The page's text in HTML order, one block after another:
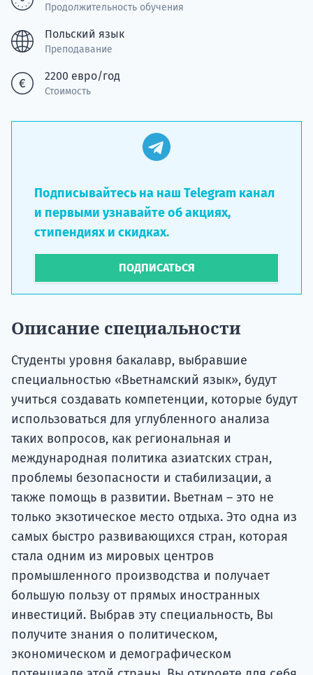
Продолжительность обучения
Польский язык
Преподавание
2200 евро/год
Стоимость
Подписывайтесь на наш Telegram канал
и первыми узнавайте об акциях,
стипендиях и скидках.
ПОДПИСАТЬСЯ
Описание специальности
Студенты уровня бакалавр, выбравшие
специальностью «Вьетнамский язык», будут
учиться создавать компетенции, которые будут
использоваться для углубленного анализа
таких вопросов, как региональная и
международная политика азиатских стран,
проблемы безопасности и стабилизации, а
также помощь в развитии. Вьетнам – это не
только экзотическое место отдыха. Это одна из
самых быстро развивающихся стран, которая
стала одним из мировых центров
промышленного производства и получает
большую пользу от прямых иностранных
инвестиций. Выбрав эту специальность, Вы
получите знания о политическом,
экономическом и демографическом